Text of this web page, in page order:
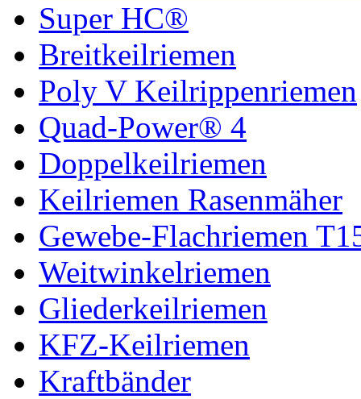
Super HC®
Breitkeilriemen
Poly V Keilrippenriemen
Quad-Power® 4
Doppelkeilriemen
Keilriemen Rasenmäher
Gewebe-Flachriemen
Weitwinkelriemen
Gliederkeilriemen
KFZ-Keilriemen
Kraftbänder